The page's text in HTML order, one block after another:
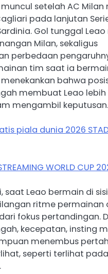
setelah AC Milan
pada lanjutan
Gol tunggal
Milan, sekaligus
perbedaan
tim saat ia
bahwa
membuat Leao lebih
mengambil keputusan.
saat Leao bermain di
ritme permainan
fokus pertandingan.
kecepatan, insting
menembus
seperti terlihat